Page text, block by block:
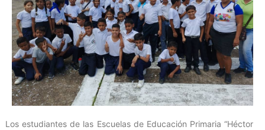
Los estudiantes de las Escuelas de Educación Primaria “Héctor